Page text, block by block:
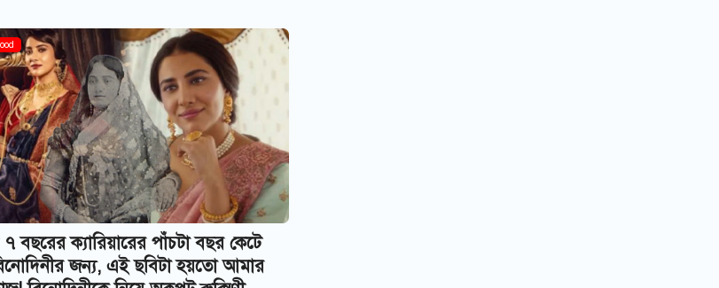
বছরের ক্যারিয়ারের পাঁচটা বছর কেটে
জন্য, এই ছবিটা হয়তো আমার